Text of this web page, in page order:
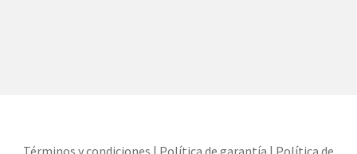
Términos y condiciones | Política de garantía | Política de